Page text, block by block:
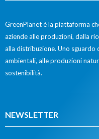
GreenPlanet è la piattaforma
aziende alle produzioni, dalla
alla distribuzione. Uno sguardo
ambientali, alle produzioni
sostenibilità.
NEWSLETTER